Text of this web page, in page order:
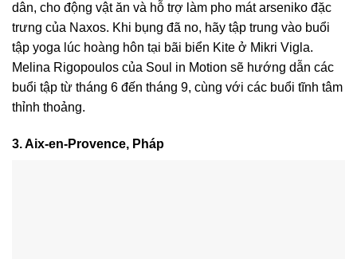
dân, cho động vật ăn và hỗ trợ làm pho mát arseniko đặc
trưng của Naxos. Khi bụng đã no, hãy tập trung vào buổi
tập yoga lúc hoàng hôn tại bãi biển Kite ở Mikri Vigla.
Melina Rigopoulos của Soul in Motion sẽ hướng dẫn các
buổi tập từ tháng 6 đến tháng 9, cùng với các buổi tĩnh tâm
thỉnh thoảng.
3. Aix-en-Provence, Pháp